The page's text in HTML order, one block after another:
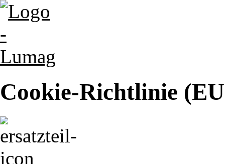
Cookie-Richtlinie